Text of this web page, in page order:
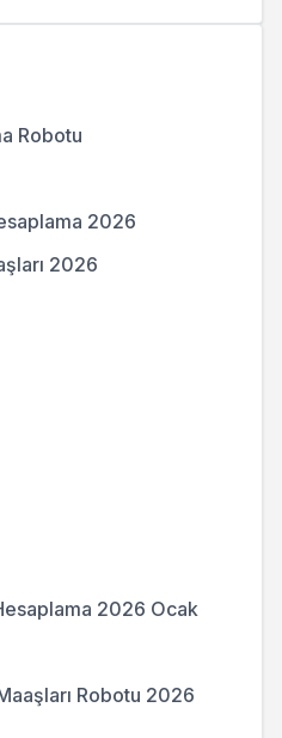
Robotu
2026
2026
2026 Ocak
Robotu 2026